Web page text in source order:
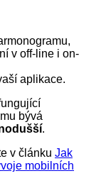
v off-line i on-
aplikace.
bývá
.
v článku Jak
mobilních